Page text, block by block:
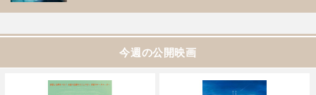
今週の公開映画